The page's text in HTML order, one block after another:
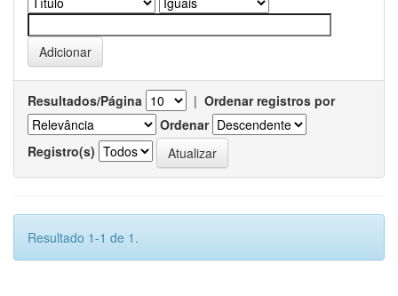
Resultados/Página | Ordenar registros por
Ordenar
Registro(s)
Resultado 1-1 de 1.